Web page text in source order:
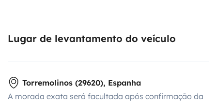
Lugar de levantamento do veículo
Torremolinos (29620), Espanha
A morada exata será facultada após confirmação da